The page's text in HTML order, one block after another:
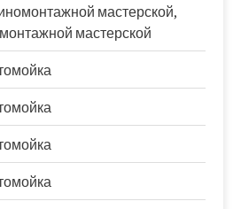
мастерской,
мастерской